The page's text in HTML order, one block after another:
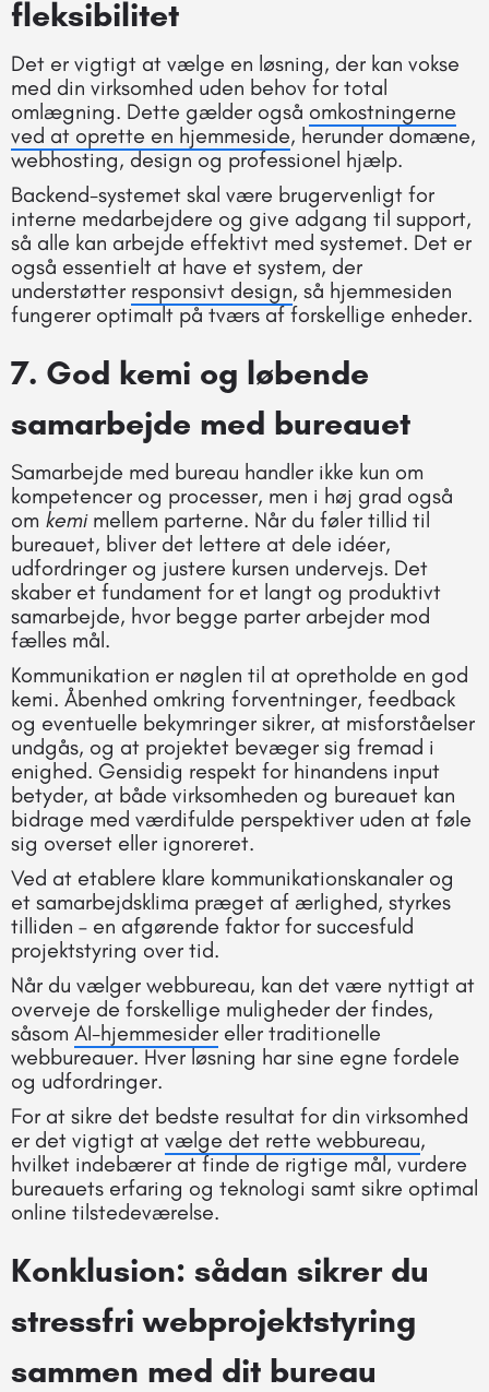
fleksibilitet
Det er vigtigt at vælge en løsning, der kan vokse
med din virksomhed uden behov for total
omlægning. Dette gælder også omkostningerne
ved at oprette en hjemmeside, herunder domæne,
webhosting, design og professionel hjælp.
Backend-systemet skal være brugervenligt for
interne medarbejdere og give adgang til support,
så alle kan arbejde effektivt med systemet. Det er
også essentielt at have et system, der
understøtter responsivt design, så hjemmesiden
fungerer optimalt på tværs af forskellige enheder.
7. God kemi og løbende
samarbejde med bureauet
Samarbejde med bureau handler ikke kun om
kompetencer og processer, men i høj grad også
om kemimellem parterne. Når du føler tillid til
bureauet, bliver det lettere at dele idéer,
udfordringer og justere kursen undervejs. Det
skaber et fundament for et langt og produktivt
samarbejde, hvor begge parter arbejder mod
fælles mål.
Kommunikation er nøglen til at opretholde en god
kemi. Åbenhed omkring forventninger, feedback
og eventuelle bekymringer sikrer, at misforståelser
undgås, og at projektet bevæger sig fremad i
enighed. Gensidig respekt for hinandens input
betyder, at både virksomheden og bureauet kan
bidrage med værdifulde perspektiver uden at føle
sig overset eller ignoreret.
Ved at etablere klare kommunikationskanaler og
et samarbejdsklima præget af ærlighed, styrkes
tilliden – en afgørende faktor for succesfuld
projektstyring over tid.
Når du vælger webbureau, kan det være nyttigt at
overveje de forskellige muligheder der findes,
såsom AI-hjemmesider eller traditionelle
webbureauer. Hver løsning har sine egne fordele
og udfordringer.
For at sikre det bedste resultat for din virksomhed
er det vigtigt at vælge det rette webbureau,
hvilket indebærer at finde de rigtige mål, vurdere
bureauets erfaring og teknologi samt sikre optimal
online tilstedeværelse.
Konklusion: sådan sikrer du
stressfri webprojektstyring
sammen med dit bureau